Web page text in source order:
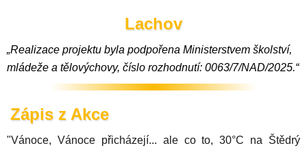
Lachov
„Realizace projektu byla podpořena Ministerstvem školství,
mládeže a tělovýchovy, číslo rozhodnutí: 0063/7/NAD/2025.“
Zápis z Akce
"Vánoce, Vánoce přicházejí... ale co to, 30°C na Štědrý